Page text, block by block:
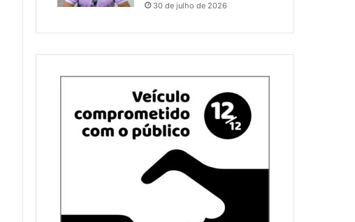
30 de julho de 2026